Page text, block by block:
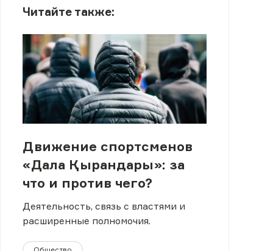
Читайте также:
Движение спортсменов
«Дала Қырандары»: за
что и против чего?
Деятельность, связь с властями и
расширенные полномочия.